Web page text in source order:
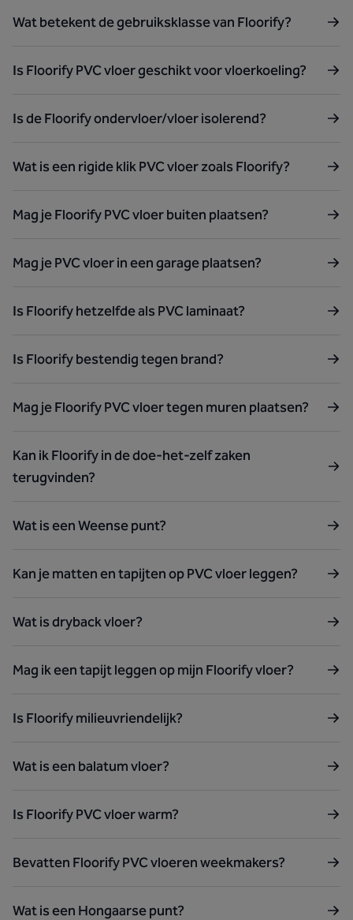
Wat betekent de gebruiksklasse van Floorify?
Is Floorify PVC vloer geschikt voor vloerkoeling?
Is de Floorify ondervloer/vloer isolerend?
Wat is een rigide klik PVC vloer zoals Floorify?
Mag je Floorify PVC vloer buiten plaatsen?
Mag je PVC vloer in een garage plaatsen?
Is Floorify hetzelfde als PVC laminaat?
Is Floorify bestendig tegen brand?
Mag je Floorify PVC vloer tegen muren plaatsen?
Kan ik Floorify in de doe-het-zelf zaken
terugvinden?
Wat is een Weense punt?
Kan je matten en tapijten op PVC vloer leggen?
Wat is dryback vloer?
Mag ik een tapijt leggen op mijn Floorify vloer?
Is Floorify milieuvriendelijk?
Wat is een balatum vloer?
Is Floorify PVC vloer warm?
Bevatten Floorify PVC vloeren weekmakers?
Wat is een Hongaarse punt?